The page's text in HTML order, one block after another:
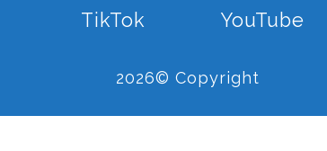
TikTok YouTube
2026© Copyright